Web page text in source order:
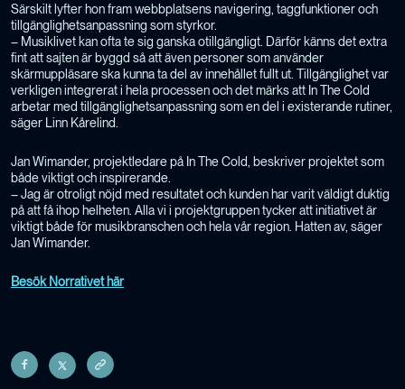
Särskilt lyfter hon fram webbplatsens navigering, taggfunktioner och
tillgänglighetsanpassning som styrkor.
– Musiklivet kan ofta te sig ganska otillgängligt. Därför känns det extra
fint att sajten är byggd så att även personer som använder
skärmuppläsare ska kunna ta del av innehållet fullt ut. Tillgänglighet var
verkligen integrerat i hela processen och det märks att In The Cold
arbetar med tillgänglighetsanpassning som en del i existerande rutiner,
säger Linn Kårelind.
Jan Wimander, projektledare på In The Cold, beskriver projektet som
både viktigt och inspirerande.
– Jag är otroligt nöjd med resultatet och kunden har varit väldigt duktig
på att få ihop helheten. Alla vi i projektgruppen tycker att initiativet är
viktigt både för musikbranschen och hela vår region. Hatten av, säger
Jan Wimander.
Besök Norrativet här